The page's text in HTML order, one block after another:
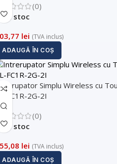
(0)
În stoc
lei (TVA inclus)
ADAUGĂ ÎN COȘ
Simplu Wireless cu
FC1R-2G-2I
(0)
În stoc
lei (TVA inclus)
ADAUGĂ ÎN COȘ